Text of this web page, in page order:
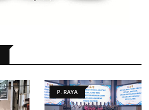
P. RAYA